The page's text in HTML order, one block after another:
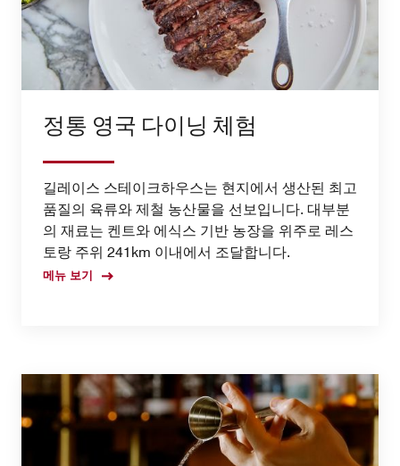
정통 영국 다이닝 체험
길레이스 스테이크하우스는 현지에서 생산된 최고
품질의 육류와 제철 농산물을 선보입니다. 대부분
의 재료는 켄트와 에식스 기반 농장을 위주로 레스
토랑 주위 241km 이내에서 조달합니다.
메뉴 보기